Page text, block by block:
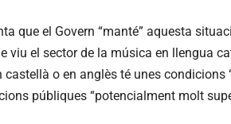
que el Govern “manté” aquesta
viu el sector de la música en llengua
o en anglès té unes condicions
públiques “potencialment molt